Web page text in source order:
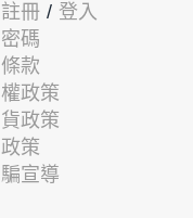
冊 / 登入
碼
款
政策
政策
策
宣導